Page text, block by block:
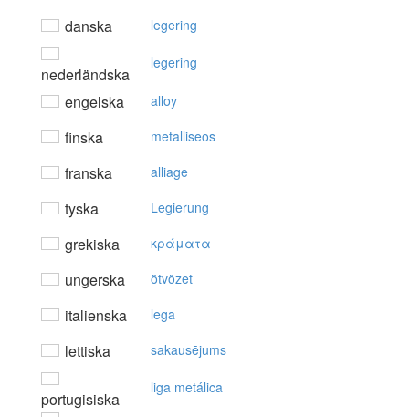
danska legering
nederländska
legering
engelska alloy
finska metalliseos
franska alliage
tyska Legierung
grekiska κράματα
ungerska ötvözet
italienska lega
lettiska sakausējums
portugisiska
liga metálica